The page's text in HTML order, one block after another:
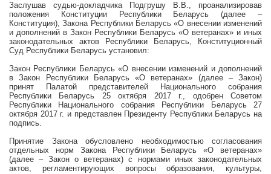
Заслушав судью-докладчика Подгрушу В.В., проанализировав
положения Конституции Республики Беларусь (далее –
Конституция), Закона Республики Беларусь «О внесении изменений
и дополнений в Закон Республики Беларусь «О ветеранах» и иных
законодательных актов Республики Беларусь, Конституционный
Суд Республики Беларусь установил:
Закон Республики Беларусь «О внесении изменений и дополнений
в Закон Республики Беларусь «О ветеранах» (далее – Закон)
принят Палатой представителей Национального собрания
Республики Беларусь 25 октября 2017 г., одобрен Советом
Республики Национального собрания Республики Беларусь 27
октября 2017 г. и представлен Президенту Республики Беларусь на
подпись.
Принятие Закона обусловлено необходимостью согласования
отдельных норм Закона Республики Беларусь «О ветеранах»
(далее – Закон о ветеранах) с нормами иных законодательных
актов, регламентирующих вопросы образования, культуры,